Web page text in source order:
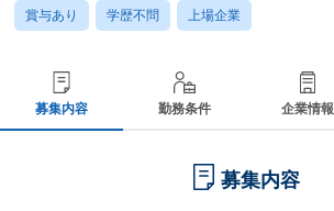
賞与あり 学歴不問 上場企業
募集内容 勤務条件 企業情報
募集内容